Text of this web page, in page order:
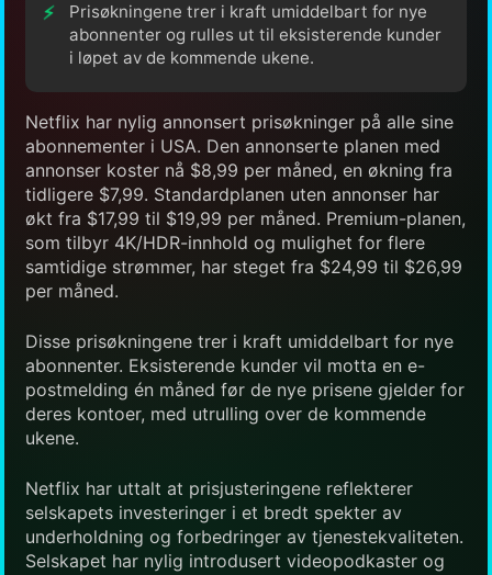
Prisøkningene trer i kraft umiddelbart for nye
abonnenter og rulles ut til eksisterende kunder
i løpet av de kommende ukene.
Netflix har nylig annonsert prisøkninger på alle sine
abonnementer i USA. Den annonserte planen med
annonser koster nå $8,99 per måned, en økning fra
tidligere $7,99. Standardplanen uten annonser har
økt fra $17,99 til $19,99 per måned. Premium-planen,
som tilbyr 4K/HDR-innhold og mulighet for flere
samtidige strømmer, har steget fra $24,99 til $26,99
per måned.
Disse prisøkningene trer i kraft umiddelbart for nye
abonnenter. Eksisterende kunder vil motta en e-
postmelding én måned før de nye prisene gjelder for
deres kontoer, med utrulling over de kommende
ukene.
Netflix har uttalt at prisjusteringene reflekterer
selskapets investeringer i et bredt spekter av
underholdning og forbedringer av tjenestekvaliteten.
Selskapet har nylig introdusert videopodkaster og